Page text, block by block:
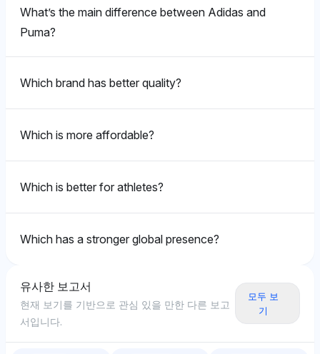
Gemini
제미니는 푸마와 아디다스에게 각각 3.8%의 가시성 점
다양한 파트너인 이지 및 스텔라 맥카트니를 연결하며 더
폭넓은 생태계 도달 범위를 암시하지만 다른 브랜드에 대
일한 가시성 점유율(3.8%)을 부여하고 중립적인 톤을 유
그록은 푸마와 아디다스에게 각각 다소 낮지만 동일한 가
급에도 불구하고 두 브랜드 모두 스포츠 문맥에서 공통적
위 때문에 아디다스를 약간 기울게 만든다.
Gemini
제미니는 아디다스와 푸마에게 같은 가시성(4.8%)을 부
국을 암시한다. 긍정적인 톤은 아디다스를 더 우세한 브
유율을 부여하지만 푸마를 맨체스터 시티 F.C.와 같은 스
약간 우세할 수 있음을 제안한다. 중립적인 톤은 전체적
인 크기에 대한 강한 선호를 반영하지 않는다.
등한 인식을 제시한다.
Gemini
제미니는 아디다스와 푸마를 각각 4.8%의 가시성 점유
영한다.
Grok
쟁적 지위에 대한 편견 없는 입장을 강조한다.
Perplexity
퍼플렉시티는 아디다스와 푸마를 각각 4.8%의 가시성
What’s the main difference between Adidas and
Puma?
Which brand has better quality?
Which is more affordable?
Which is better for athletes?
Which has a stronger global presence?
유사한 보고서
현재 보기를 기반으로 관심 있을 만한 다른 보고
서입니다.
모두 보
기